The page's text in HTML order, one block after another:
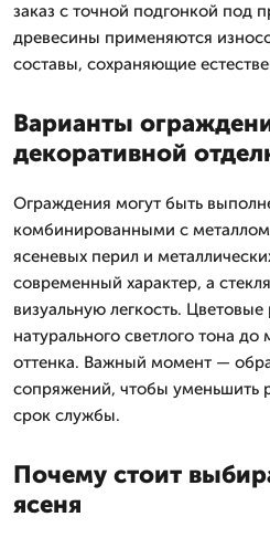
заказ с точной подгонкой под
древесины применяются
составы, сохраняющие
Варианты
декоративной
Ограждения могут быть
комбинированными с
ясеневых перил и
современный характер, а
визуальную легкость.
натурального светлого тона
оттенка. Важный момент —
сопряжений, чтобы уменьшить
срок службы.
Почему стоит
ясеня